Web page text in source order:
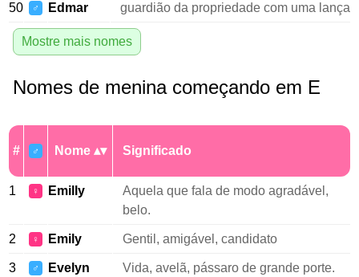
50 ♂ Edmar guardião da propriedade com uma lança
Mostre mais nomes
Nomes de menina começando em E
# ♂ Nome Significado
1 ♀ Emilly
Aquela que fala de modo agradável,
belo.
2 ♀ Emily Gentil, amigável, candidato
3 ♂ Evelyn Vida, avelã, pássaro de grande porte.